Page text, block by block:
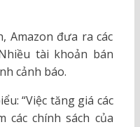
Amazon đưa ra các
tài khoản bán
cảnh báo.
“Việc tăng giá các
các chính sách của